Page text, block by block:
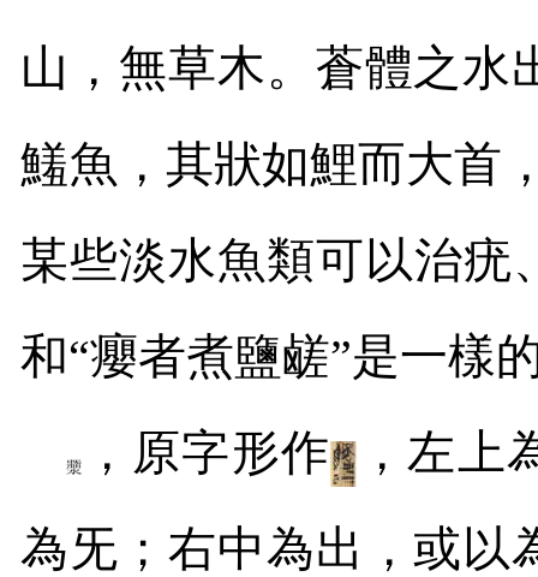
山，無草木。蒼體之水
鱃魚，其狀如鯉而大首
某些淡水魚類可以治疣
和“癭者煮鹽鹾”是一樣
，原字形作
，左上
為旡；右中為出，或以